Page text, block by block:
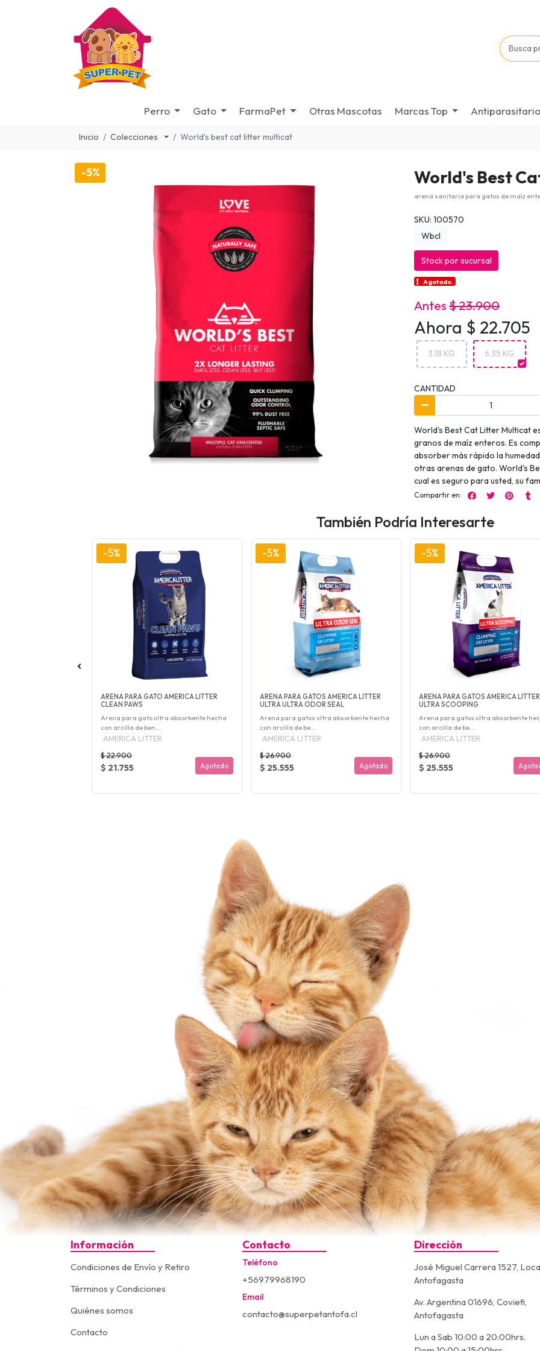
Perro Gato FarmaPet Otras Mascotas Marcas Top
Inicio Colecciones World's best cat litter multicat
-5% World's Best
arena sanitaria para gatos de maíz
SKU: 100570
Wbcl
Stock por sucursal
Agotado.
Antes$ 23.900
Ahora $ 22.705
3.18 KG 6.35 KG
CANTIDAD
World's Best Cat Litter Multicat
granos de maíz enteros. Es
absorber más rápido la
otras arenas de gato. World's
cual es seguro para usted, su
Compartir en:
También Podría Interesarte
-5%
ARENA PARA GATO AMERICA LITTER
CLEAN PAWS
Arena para gato ultra absorbente hecha
con arcilla de ben...
AMERICA LITTER
$ 22.900
$ 21.755 Agotado
-5%
ARENA PARA GATOS AMERICA LITTER
ULTRA ULTRA ODOR SEAL
Arena para gatos ultra absorbente hecha
con arcilla de be...
AMERICA LITTER
$ 26.900
$ 25.555 Agotado
-5%
ARENA PARA GATOS AMERICA LITTER
ULTRA SCOOPING
Arena para gatos ultra absorbente
con arcilla de be...
AMERICA LITTER
$ 26.900
$ 25.555
Información
Condiciones de Envío y Retiro
Términos y Condiciones
Quiénes somos
Contacto
Contacto
Teléfono
+56979968190
Email
contacto@superpetantofa.cl
Dirección
José Miguel Carrera 1527,
Antofagasta
Av. Argentina 01696, Coviefi,
Antofagasta
Lun a Sab 10:00 a 20:00hrs.